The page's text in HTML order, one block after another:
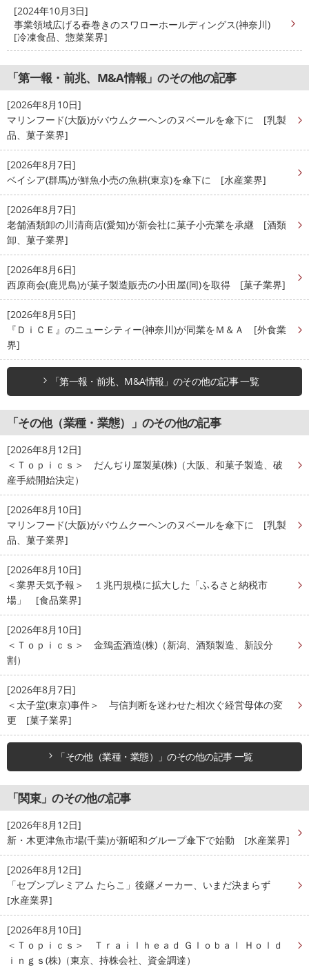
[2024年10月3日]
事業領域広げる春巻きのスワローホールディングス(神奈川)
[冷凍食品、惣菜業界]
「第一報・前兆、M&A情報」のその他の記事
[2026年8月10日]
マリンフード(大阪)がバウムクーヘンのヌベールを傘下に [乳製
品、菓子業界]
[2026年8月7日]
ベイシア(群馬)が鮮魚小売の魚耕(東京)を傘下に [水産業界]
[2026年8月7日]
老舗酒類卸の川清商店(愛知)が新会社に菓子小売業を承継 [酒類
卸、菓子業界]
[2026年8月6日]
西原商会(鹿児島)が菓子製造販売の小田屋(同)を取得 [菓子業界]
[2026年8月5日]
『ＤｉＣＥ』のニューシティー(神奈川)が同業をＭ＆Ａ [外食業
界]
「第一報・前兆、M&A情報」のその他の記事 一覧
「その他（業種・業態）」のその他の記事
[2026年8月12日]
＜Ｔｏｐｉｃｓ＞ だんぢり屋製菓(株)（大阪、和菓子製造、破
産手続開始決定）
[2026年8月10日]
マリンフード(大阪)がバウムクーヘンのヌベールを傘下に [乳製
品、菓子業界]
[2026年8月10日]
＜業界天気予報＞ １兆円規模に拡大した「ふるさと納税市
場」 [食品業界]
[2026年8月10日]
＜Ｔｏｐｉｃｓ＞ 金鵄盃酒造(株)（新潟、酒類製造、新設分
割）
[2026年8月7日]
＜太子堂(東京)事件＞ 与信判断を迷わせた相次ぐ経営母体の変
更 [菓子業界]
「その他（業種・業態）」のその他の記事 一覧
「関東」のその他の記事
[2026年8月12日]
新・木更津魚市場(千葉)が新昭和グループ傘下で始動 [水産業界]
[2026年8月12日]
「セブンプレミアム たらこ」後継メーカー、いまだ決まらず
[水産業界]
[2026年8月10日]
＜Ｔｏｐｉｃｓ＞ Ｔｒａｉｌｈｅａｄ Ｇｌｏｂａｌ Ｈｏｌｄ
ｉｎｇｓ(株)（東京、持株会社、資金調達）